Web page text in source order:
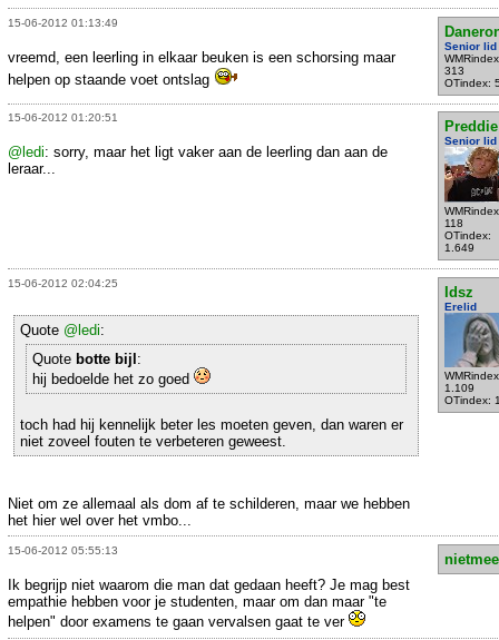
15-06-2012 01:13:49
Senior lid
313
OTindex:
vreemd, een leerling in elkaar beuken is een schorsing maar
helpen op staande voet ontslag
15-06-2012 01:20:51
Preddie
Senior lid
118
OTindex:
1.649
@ledi: sorry, maar het ligt vaker aan de leerling dan aan de
leraar...
15-06-2012 02:04:25
Idsz
Erelid
1.109
OTindex:
Quote @ledi:
Quote botte bijl :
hij bedoelde het zo goed
toch had hij kennelijk beter les moeten geven, dan waren er
niet zoveel fouten te verbeteren geweest.
Niet om ze allemaal als dom af te schilderen, maar we hebben
het hier wel over het vmbo...
15-06-2012 05:55:13
Ik begrijp niet waarom die man dat gedaan heeft? Je mag best
empathie hebben voor je studenten, maar om dan maar "te
helpen" door examens te gaan vervalsen gaat te ver